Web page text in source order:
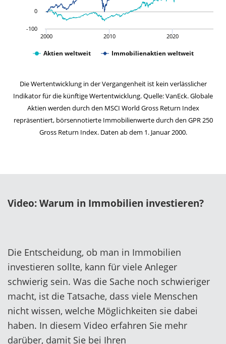
2000 2010 2020
-100
0
Aktien weltweit Immobilienaktien weltweit
Die Wertentwicklung in der Vergangenheit ist kein verlässlicher
Indikator für die künftige Wertentwicklung. Quelle: VanEck. Globale
Aktien werden durch den MSCI World Gross Return Index
repräsentiert, börsennotierte Immobilienwerte durch den GPR 250
Gross Return Index. Daten ab dem 1. Januar 2000.
Video: Warum in Immobilien investieren?
Die Entscheidung, ob man in Immobilien
investieren sollte, kann für viele Anleger
schwierig sein. Was die Sache noch schwieriger
macht, ist die Tatsache, dass viele Menschen
nicht wissen, welche Möglichkeiten sie dabei
haben. In diesem Video erfahren Sie mehr
darüber, damit Sie bei Ihren